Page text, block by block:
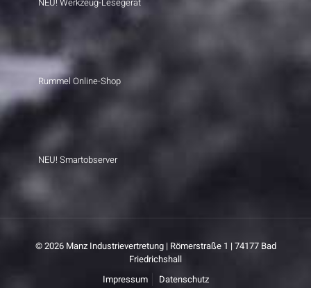
Rummel Online-Shop
NEU! Smartobserver
© 2026 Manz Industrievertretung | Römerstraße 1 | 74177 Bad
Friedrichshall
Impressum
Datenschutz